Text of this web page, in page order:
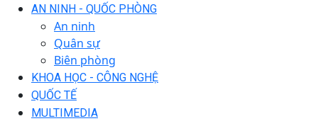
AN NINH - QUỐC PHÒNG
An ninh
Quân sự
Biên phòng
KHOA HỌC - CÔNG NGHỆ
QUỐC TẾ
MULTIMEDIA